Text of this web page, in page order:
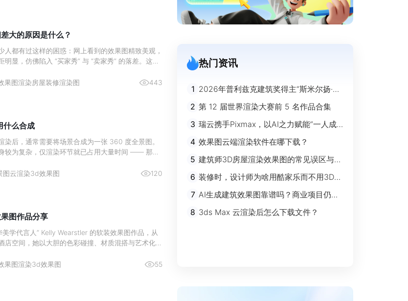
大的原因是什么？
人都有过这样的困惑：网上看到的效果图精致美观，
显，仿佛陷入 “买家秀” 与 “卖家秀” 的落差。这种
果图渲染房屋装修渲染图 443
什么合成
染后，通常需要将场景合成为一张 360 度全景图。
较为复杂，仅渲染环节就已占用大量时间 —— 那
！
图云渲染3d效果图 120
图作品分享
学代言人” Kelly Wearstler 的软装效果图作品，从
店空间，她以大胆的色彩碰撞、材质混搭与艺术化陈
果图渲染3d效果图 55
热门资讯
1 2026年普利兹克建筑奖得主“斯米尔扬·拉
迪奇”经典作品欣赏
2 第 12 届世界渲染大赛前 5 名作品合集
3 瑞云携手Pixmax，以AI之力赋能“一人成
4 效果图云端渲染软件在哪下载？
5 建筑师3D房屋渲染效果图的常见误区与规
避指南
6 装修时，设计师为啥用酷家乐而不用3Ds
max？
7 AI生成建筑效果图靠谱吗？商业项目仍离
不开传统渲染
8 3ds Max 云渲染后怎么下载文件？